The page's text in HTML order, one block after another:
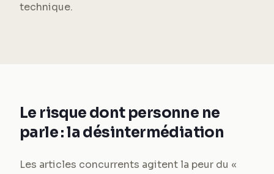
technique.
Le risque dont personne ne
parle : la désintermédiation
Les articles concurrents agitent la peur du «